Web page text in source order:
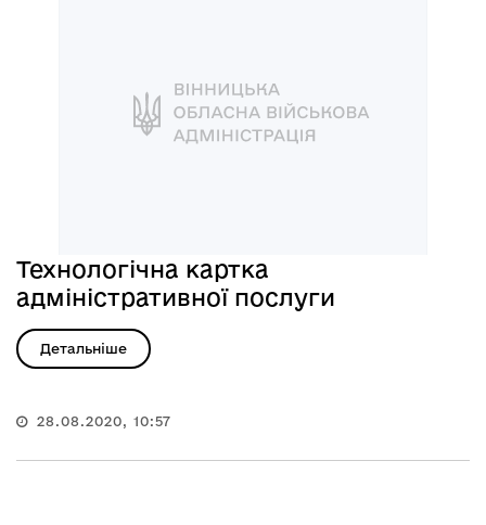
Технологічна картка
адміністративної послуги
Детальніше
28.08.2020, 10:57